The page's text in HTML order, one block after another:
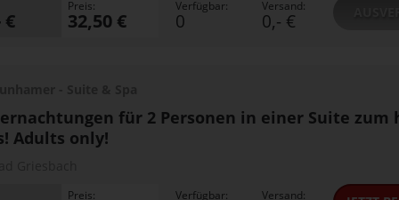
€
Preis:
32,50 €
Verfügbar:
0
Versand:
0,- €
für 2 Personen in einer Suite zum
Adults only!
Preis: Verfügbar: Versand: